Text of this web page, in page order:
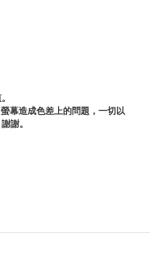
幕造成色差上的問題，一切以
謝。